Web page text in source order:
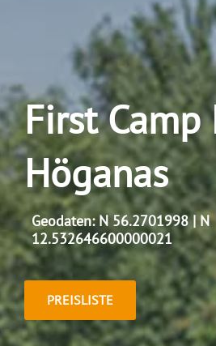
First
Höganas
Geodaten: N 56.2701998 | N
12.532646600000021
PREISLISTE